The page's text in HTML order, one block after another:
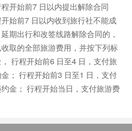
开始前7 日以内提出解除合同
始前7 日以内收到旅行社不能成
期出行和改签线路解除合同的，
取的全部旅游费用，并按下列标
行程开始前6 日至4 日，支付旅
； 行程开始前3 日至1 日，支付
金； 行程开始当日，支付旅游费